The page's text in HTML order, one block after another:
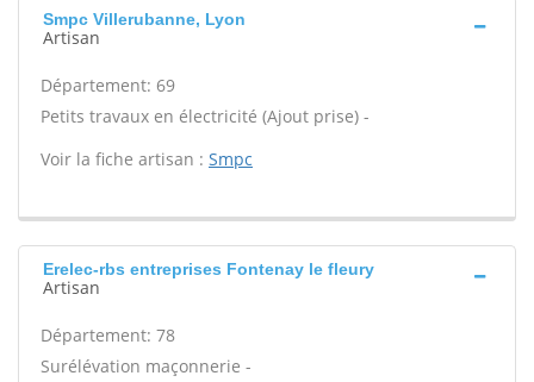
Smpc Villerubanne, Lyon
Artisan
Département: 69
Petits travaux en électricité (Ajout prise) -
Voir la fiche artisan : Smpc
Erelec-rbs entreprises Fontenay le fleury
Artisan
Département: 78
Surélévation maçonnerie -